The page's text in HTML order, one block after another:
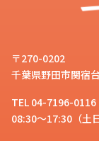
〒270-0202
千葉県野田市関宿
TEL 04-7196-0116
08:30～17:30（土